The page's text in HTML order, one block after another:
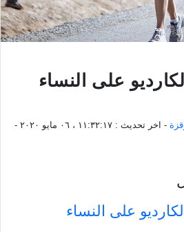
على النساء
- اخر تحديث : ١١:٣٢:١٧ ، ٠٦ مايو ٢٠٢٠
-
على النساء